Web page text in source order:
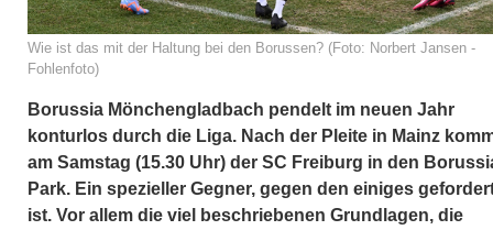
Wie ist das mit der Haltung bei den Borussen? (Foto: Norbert Jansen -
Fohlenfoto)
Borussia Mönchengladbach pendelt im neuen Jahr
konturlos durch die Liga. Nach der Pleite in Mainz
am Samstag (15.30 Uhr) der SC Freiburg in den
Park. Ein spezieller Gegner, gegen den einiges
ist. Vor allem die viel beschriebenen Grundlagen, die